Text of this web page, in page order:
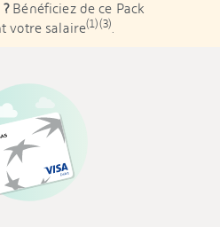
Bénéficiez de ce Pack
votre salaire(1)(3).